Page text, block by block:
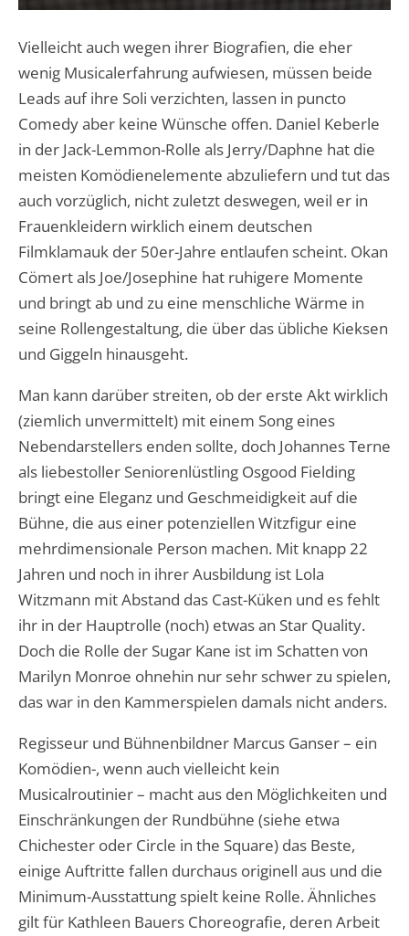
Vielleicht auch wegen ihrer Biografien, die eher
wenig Musicalerfahrung aufwiesen, müssen beide
Leads auf ihre Soli verzichten, lassen in puncto
Comedy aber keine Wünsche offen. Daniel Keberle
in der Jack-Lemmon-Rolle als Jerry/Daphne hat die
meisten Komödienelemente abzuliefern und tut das
auch vorzüglich, nicht zuletzt deswegen, weil er in
Frauenkleidern wirklich einem deutschen
Filmklamauk der 50er-Jahre entlaufen scheint. Okan
Cömert als Joe/Josephine hat ruhigere Momente
und bringt ab und zu eine menschliche Wärme in
seine Rollengestaltung, die über das übliche Kieksen
und Giggeln hinausgeht.
Man kann darüber streiten, ob der erste Akt wirklich
(ziemlich unvermittelt) mit einem Song eines
Nebendarstellers enden sollte, doch Johannes Terne
als liebestoller Seniorenlüstling Osgood Fielding
bringt eine Eleganz und Geschmeidigkeit auf die
Bühne, die aus einer potenziellen Witzfigur eine
mehrdimensionale Person machen. Mit knapp 22
Jahren und noch in ihrer Ausbildung ist Lola
Witzmann mit Abstand das Cast-Küken und es fehlt
ihr in der Hauptrolle (noch) etwas an Star Quality.
Doch die Rolle der Sugar Kane ist im Schatten von
Marilyn Monroe ohnehin nur sehr schwer zu spielen,
das war in den Kammerspielen damals nicht anders.
Regisseur und Bühnenbildner Marcus Ganser – ein
Komödien-, wenn auch vielleicht kein
Musicalroutinier – macht aus den Möglichkeiten und
Einschränkungen der Rundbühne (siehe etwa
Chichester oder Circle in the Square) das Beste,
einige Auftritte fallen durchaus originell aus und die
Minimum-Ausstattung spielt keine Rolle. Ähnliches
gilt für Kathleen Bauers Choreografie, deren Arbeit